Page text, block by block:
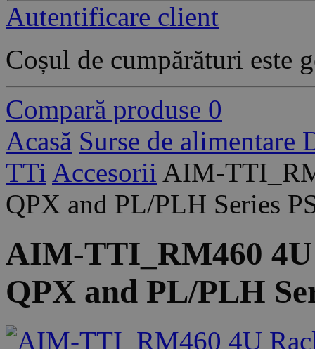
Autentificare client
Coșul de cumpărături este
Compară produse 0
Acasă Surse de alimentare
TTi Accesorii AIM-
QPX and PL/PLH Series
AIM-TTI_RM460
QPX and PL/PLH